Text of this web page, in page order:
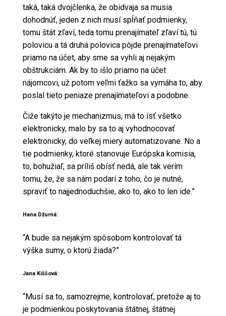
taká, taká dvojčlenka, že obidvaja sa musia
dohodnúť, jeden z nich musí spĺňať podmienky,
tomu štát zľaví, teda tomu prenajímateľ zľaví tú, tú
polovicu a tá druhá polovica pôjde prenajímateľovi
priamo na účet, aby sme sa vyhli aj nejakým
obštrukciám. Ak by to išlo priamo na účet
nájomcovi, už potom veľmi ťažko sa vymáha to, aby
poslal tieto peniaze prenajímateľovi a podobne.
Čiže takýto je mechanizmus, má to ísť všetko
elektronicky, malo by sa to aj vyhodnocovať
elektronicky, do veľkej miery automatizovane. No a
tie podmienky, ktoré stanovuje Európska komisia,
to, bohužiaľ, sa príliš obísť nedá, ale tak verím
tomu, že, že sa nám podarí z toho, čo je nutné,
spraviť to najjednoduchšie, ako to, ako to len ide.”
Hana Džurná:
“A bude sa nejakým spôsobom kontrolovať tá
výška sumy, o ktorú žiada?”
Jana Kiššová:
“Musí sa to, samozrejme, kontrolovať, pretože aj to
je podmienkou poskytovania štátnej, štátnej